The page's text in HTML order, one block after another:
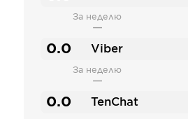
За неделю
—
0.0 Viber
За неделю
—
0.0 TenChat